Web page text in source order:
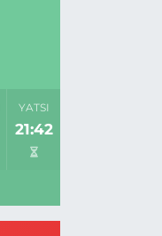
YATSI
21:42